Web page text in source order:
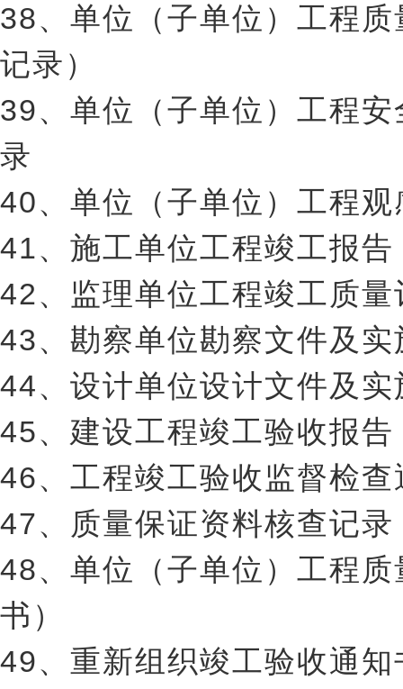
38、单位（子单位）工程
记录）
39、单位（子单位）工程
录
40、单位（子单位）工程
41、施工单位工程竣工报告
42、监理单位工程竣工质量
43、勘察单位勘察文件及
44、设计单位设计文件及
45、建设工程竣工验收报告
46、工程竣工验收监督检查
47、质量保证资料核查记录
48、单位（子单位）工程
书）
49、重新组织竣工验收通知